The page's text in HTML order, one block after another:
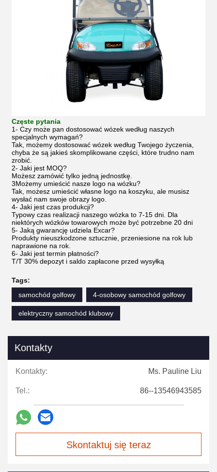
Częste pytania
1- Czy może pan dostosować wózek według naszych
specjalnych wymagań?
Tak, możemy dostosować wózek według Twojego życzenia,
chyba że są jakieś skomplikowane części, które trudno nam
zrobić.
2- Jaki jest MOQ?
Możesz zamówić tylko jedną jednostkę.
3Możemy umieścić nasze logo na wózku?
Tak, możesz umieścić własne logo na koszyku, ale musisz
wysłać nam swoje obrazy logo.
4- Jaki jest czas produkcji?
Typowy czas realizacji naszego wózka to 7-15 dni. Dla
niektórych wózków towarowych może być potrzebne 20 dni
5- Jaką gwarancję udziela Excar?
Produkty nieuszkodzone sztucznie, przeniesione na rok lub
naprawione na rok.
6- Jaki jest termin płatności?
T/T 30% depozyt i saldo zapłacone przed wysyłką
Tags:
samochód golfowy
4-osobowy samochód golfowy
elektryczny samochód klubowy
Kontakty
Kontakty: Ms. Pauline Liu
Tel.: 86--13546943585
Skontaktuj się teraz